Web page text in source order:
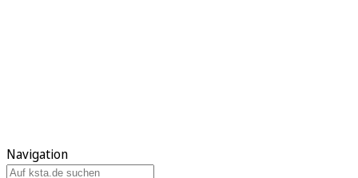
Navigation